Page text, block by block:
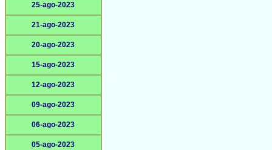
25-ago-2023
21-ago-2023
20-ago-2023
15-ago-2023
12-ago-2023
09-ago-2023
06-ago-2023
05-ago-2023